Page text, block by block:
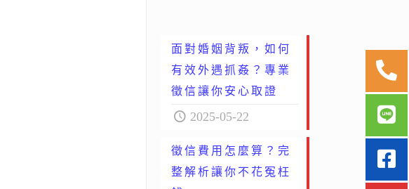
面對婚姻背叛，如何
有效外遇抓姦？專業
徵信讓你安心取證
2025-05-22
徵信費用怎麼算？完
整解析讓你不花冤枉